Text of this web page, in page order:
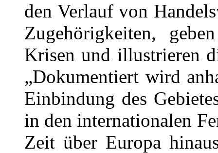
den Verlauf von
Zugehörigkeiten,
Krisen und illustrieren
„Dokumentiert wird
Einbindung des
in den internationalen
Zeit über Europa